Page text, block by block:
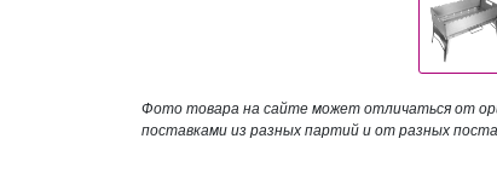
Фото товара на сайте может отличаться от
поставками из разных партий и от разных